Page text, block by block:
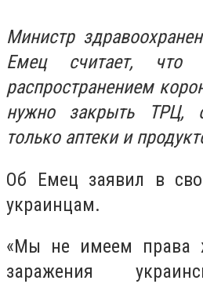
Министр
Емец считает,
распространением
нужно закрыть ТРЦ,
только аптеки и
Об Емец заявил в
украинцам.
«Мы не имеем права
заражения